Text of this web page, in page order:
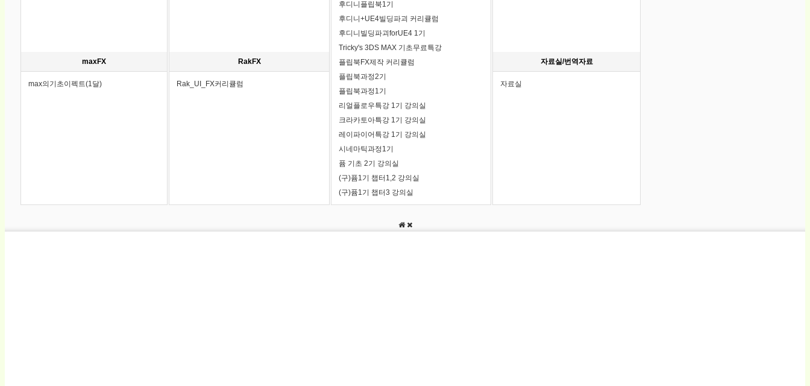
maxFX
max의기초이펙트(1달)
RakFX
Rak_UI_FX커리큘럼
후디니플립북1기
후디니+UE4빌딩파괴 커리큘럼
후디니빌딩파괴forUE4 1기
Tricky's 3DS MAX 기초무료특강
플립북FX제작 커리큘럼
플립북과정2기
플립북과정1기
리얼플로우특강 1기 강의실
크라카토아특강 1기 강의실
레이파이어특강 1기 강의실
시네마틱과정1기
퓸 기초 2기 강의실
(구)퓸1기 챕터1,2 강의실
(구)퓸1기 챕터3 강의실
자료실/번역자료
자료실